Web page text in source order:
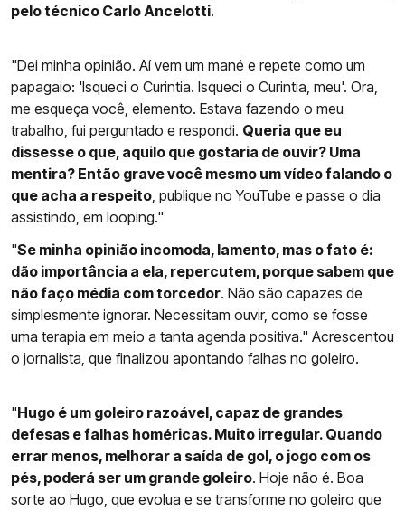
pelo técnico Carlo Ancelotti.
"Dei minha opinião. Aí vem um mané e repete como um
papagaio: 'Isqueci o Curintia. Isqueci o Curintia, meu'. Ora,
me esqueça você, elemento. Estava fazendo o meu
trabalho, fui perguntado e respondi. Queria que eu
dissesse o que, aquilo que gostaria de ouvir? Uma
mentira? Então grave você mesmo um vídeo falando o
que acha a respeito, publique no YouTube e passe o dia
assistindo, em looping."
"Se minha opinião incomoda, lamento, mas o fato é:
dão importância a ela, repercutem, porque sabem que
não faço média com torcedor. Não são capazes de
simplesmente ignorar. Necessitam ouvir, como se fosse
uma terapia em meio a tanta agenda positiva." Acrescentou
o jornalista, que finalizou apontando falhas no goleiro.
"Hugo é um goleiro razoável, capaz de grandes
defesas e falhas homéricas. Muito irregular. Quando
errar menos, melhorar a saída de gol, o jogo com os
pés, poderá ser um grande goleiro. Hoje não é. Boa
sorte ao Hugo, que evolua e se transforme no goleiro que